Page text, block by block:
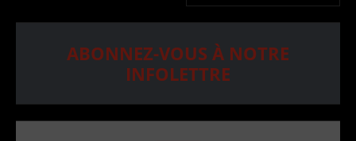
ABONNEZ-VOUS À NOTRE
INFOLETTRE